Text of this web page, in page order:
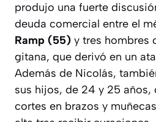
produjo una fuerte
deuda comercial entre el
Ramp (55) y tres hombres
gitana, que derivó en un
Además de Nicolás,
sus hijos, de 24 y 25 años,
cortes en brazos y